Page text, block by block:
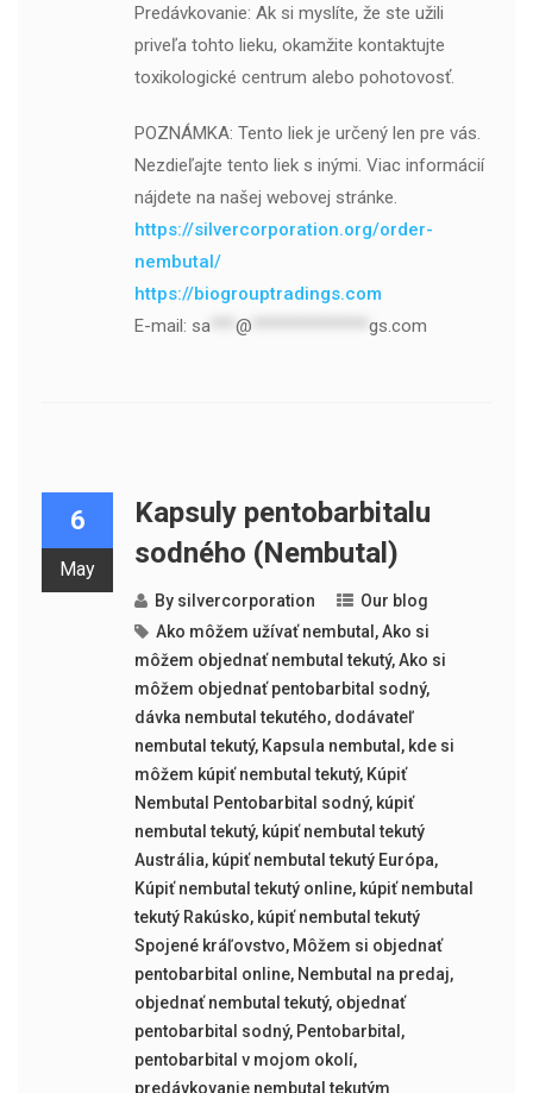
Predávkovanie: Ak si myslíte, že ste užili
priveľa tohto lieku, okamžite kontaktujte
toxikologické centrum alebo pohotovosť.
POZNÁMKA: Tento liek je určený len pre vás.
Nezdieľajte tento liek s inými. Viac informácií
nájdete na našej webovej stránke.
https://silvercorporation.org/order-
nembutal/
https://biogrouptradings.com
E-mail: sa @ gs.com
6
May
Kapsuly pentobarbitalu
sodného (Nembutal)
By silvercorporation
Our blog
Ako môžem užívať nembutal ,Ako si
môžem objednať nembutal tekutý,Ako si
môžem objednať pentobarbital sodný,
dávka nembutal tekutého, dodávateľ
nembutal tekutý, Kapsula nembutal , kde si
môžem kúpiť nembutal tekutý, Kúpiť
Nembutal Pentobarbital sodný, kúpiť
nembutal tekutý, kúpiť nembutal tekutý
Austrália, kúpiť nembutal tekutý Európa,
Kúpiť nembutal tekutý online, kúpiť nembutal
tekutý Rakúsko, kúpiť nembutal tekutý
Spojené kráľovstvo, Môžem si objednať
pentobarbital online, Nembutal na predaj,
objednať nembutal tekutý, objednať
pentobarbital sodný, Pentobarbital ,
pentobarbital v mojom okolí,
predávkovanie nembutal tekutým